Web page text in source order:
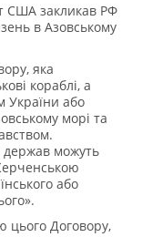
США закликав РФ
в Азовському
яка
кораблі, а
України або
морі та
держав можуть
або
цього Договору,